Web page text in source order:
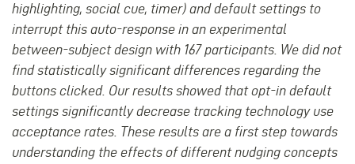
highlighting, social cue, timer) and default settings to
interrupt this auto-response in an experimental
between-subject design with 167 participants. We did not
find statistically significant differences regarding the
buttons clicked. Our results showed that opt-in default
settings significantly decrease tracking technology use
acceptance rates. These results are a first step towards
understanding the effects of different nudging concepts